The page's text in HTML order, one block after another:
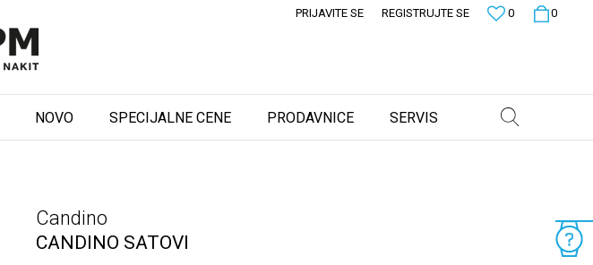
0
0
PRIJAVITE SE REGISTRUJTE SE
NOVO SPECIJALNE CENE PRODAVNICE SERVIS
Candino
CANDINO SATOVI